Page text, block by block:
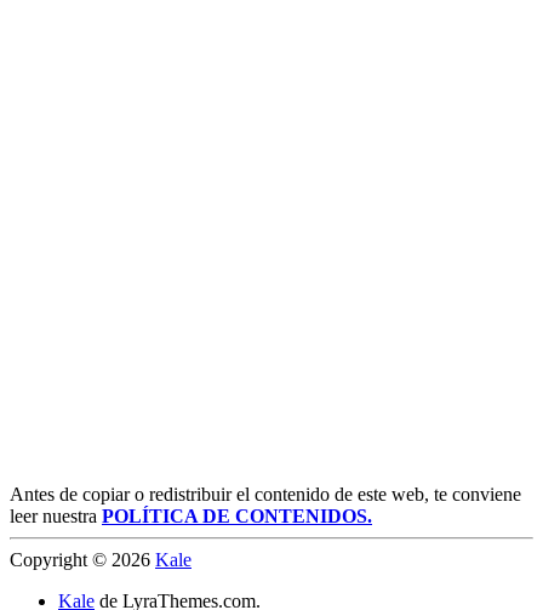
Antes de copiar o redistribuir el contenido de este web, te conviene
leer nuestra POLÍTICA DE CONTENIDOS.
Copyright © 2026 Kale
Kale de LyraThemes.com.